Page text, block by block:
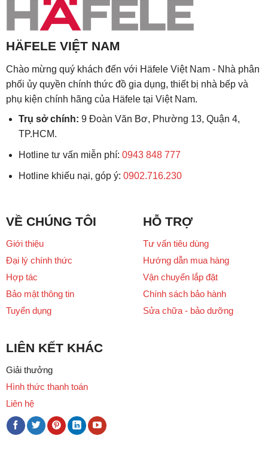
HÄFELE VIỆT NAM
Chào mừng quý khách đến với Häfele Việt Nam - Nhà phân
phối ủy quyền chính thức đồ gia dụng, thiết bị nhà bếp và
phụ kiện chính hãng của Häfele tại Việt Nam.
Trụ sở chính: 9 Đoàn Văn Bơ, Phường 13, Quận 4,
TP.HCM.
Hotline tư vấn miễn phí: 0943 848 777
Hotline khiếu nại, góp ý: 0902.716.230
VỀ CHÚNG TÔI
Giới thiệu
Đại lý chính thức
Hợp tác
Bảo mật thông tin
Tuyển dụng
HỖ TRỢ
Tư vấn tiêu dùng
Hướng dẫn mua hàng
Vận chuyển lắp đặt
Chính sách bảo hành
Sửa chữa - bảo dưỡng
LIÊN KẾT KHÁC
Giải thưởng
Hình thức thanh toán
Liên hệ